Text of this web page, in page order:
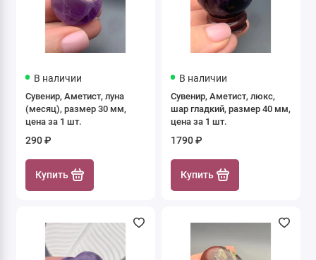
В наличии
Сувенир, Аметист, луна
(месяц), размер 30 мм,
цена за 1 шт.
290 ₽
Купить
В наличии
Сувенир, Аметист, люкс,
шар гладкий, размер 40 мм,
цена за 1 шт.
1790 ₽
Купить